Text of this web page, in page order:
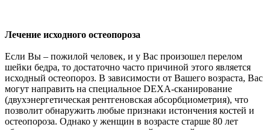
Лечение исходного остеопороза
Если Вы – пожилой человек, и у Вас произошел перелом
шейки бедра, то достаточно часто причиной этого является
исходный остеопороз. В зависимости от Вашего возраста, Вас
могут направить на специальное DEXA-сканирование
(двухэнергетическая рентгеновская абсорбциометрия), что
позволит обнаружить любые признаки истончения костей и
остеопороза. Однако у женщин в возрасте старше 80 лет